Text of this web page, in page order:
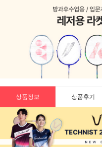
상품정보 상품후기